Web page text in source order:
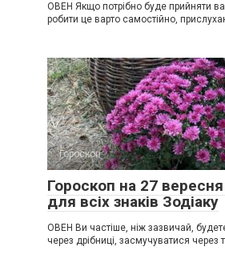
ОВЕН Якщо потрібно буде прийняти
робити це варто самостійно,
Гороскоп
Гороскоп на 27
для всіх знаків Зодіаку
ОВЕН Ви частіше, ніж зазвичай,
через дрібниці, засмучуватися через